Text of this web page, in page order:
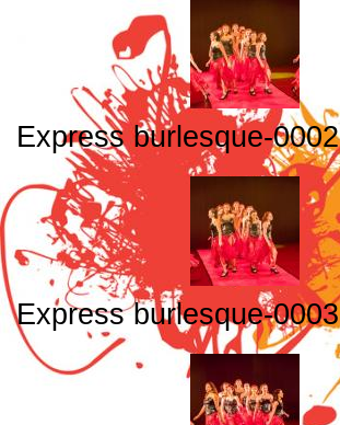
Express burlesque-0002
Express burlesque-0003